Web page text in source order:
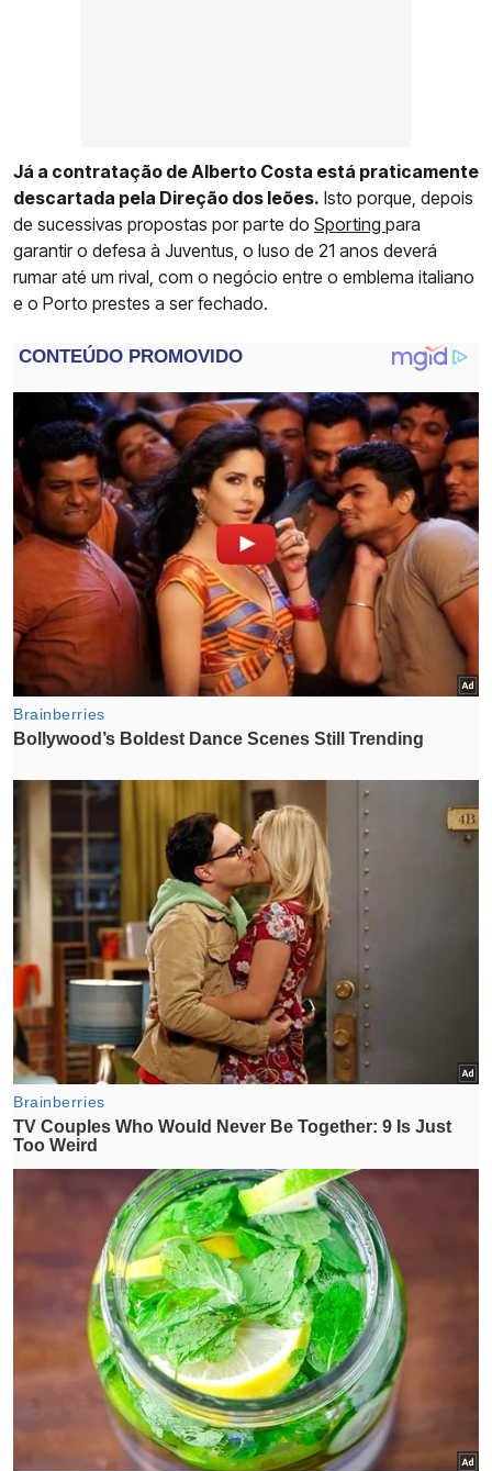
Já a contratação de Alberto Costa está praticamente
descartada pela Direção dos leões. Isto porque, depois
de sucessivas propostas por parte do Sporting para
garantir o defesa à Juventus, o luso de 21 anos deverá
rumar até um rival, com o negócio entre o emblema italiano
e o Porto prestes a ser fechado.